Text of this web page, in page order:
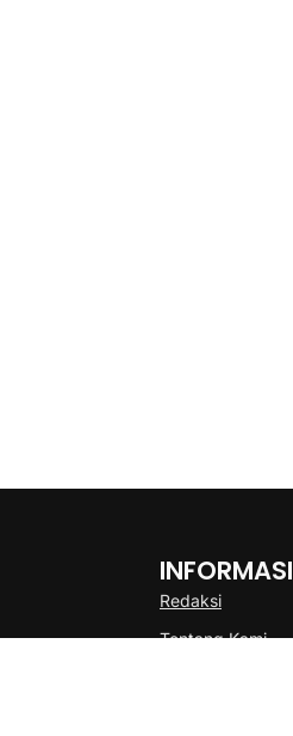
INFORMASI
Redaksi
Tentang Kami